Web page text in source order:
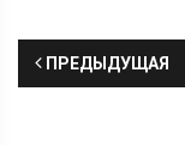
ПРЕДЫДУЩАЯ